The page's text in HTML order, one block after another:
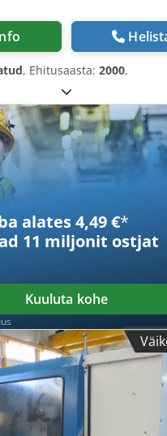
, Ehitusaasta: 2000,
alates 4,49 €*
11 miljonit ostjat
Kuuluta kohe